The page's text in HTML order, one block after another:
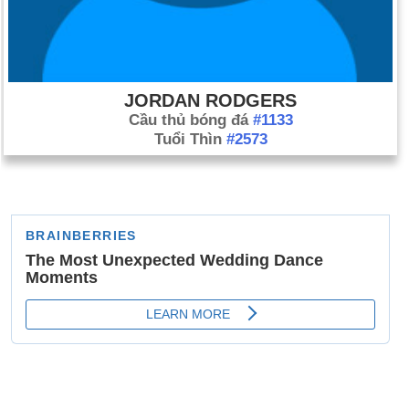
JORDAN RODGERS
Cầu thủ bóng đá #1133
Tuổi Thìn #2573